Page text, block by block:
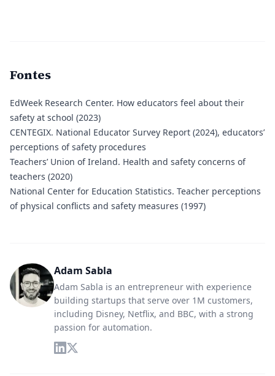
Fontes
EdWeek Research Center. How educators feel about their
safety at school (2023)
CENTEGIX. National Educator Survey Report (2024), educators’
perceptions of safety procedures
Teachers’ Union of Ireland. Health and safety concerns of
teachers (2020)
National Center for Education Statistics. Teacher perceptions
of physical conflicts and safety measures (1997)
Adam Sabla
Adam Sabla is an entrepreneur with experience
building startups that serve over 1M customers,
including Disney, Netflix, and BBC, with a strong
passion for automation.